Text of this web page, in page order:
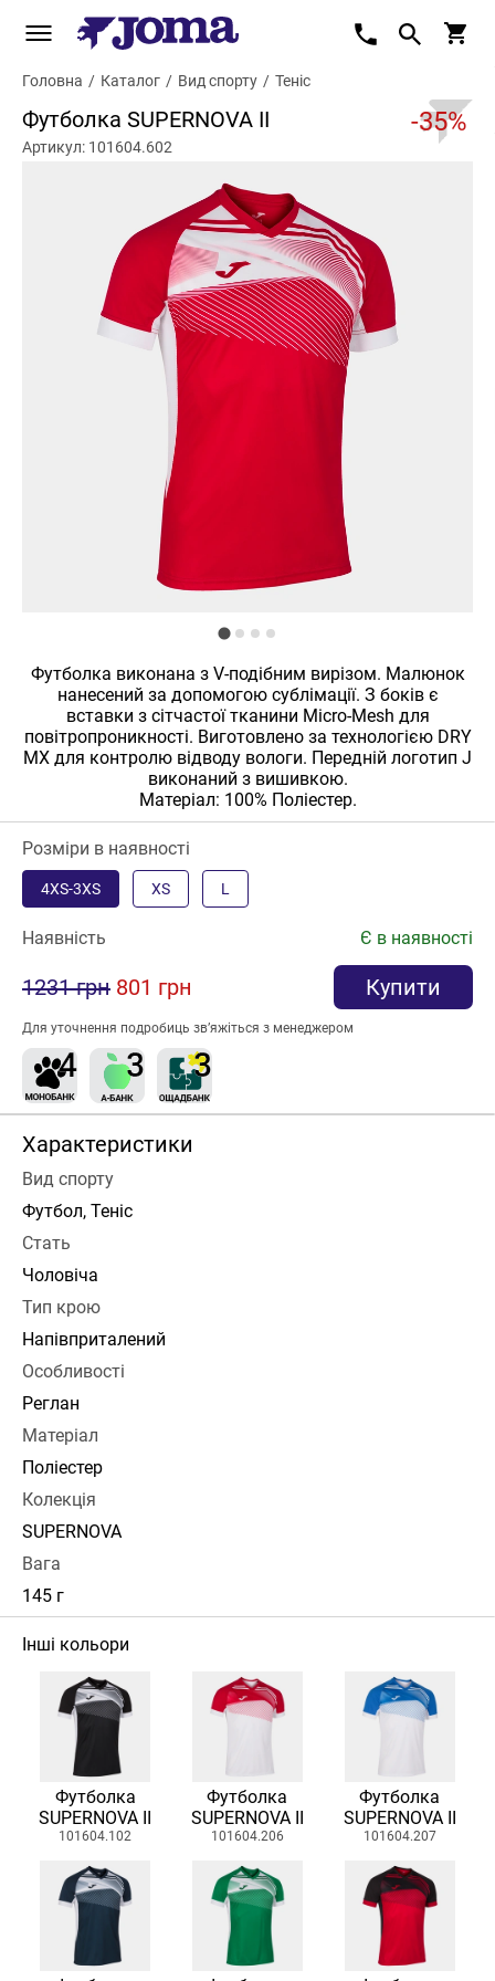
Головна / Каталог / Вид спорту / Теніс
Футболка SUPERNOVA II -35%
Артикул: 101604.602
Футболка виконана з V-подібним вирізом. Малюнок
нанесений за допомогою сублімації. З боків є
вставки з сітчастої тканини Micro-Mesh для
повітропроникності. Виготовлено за технологією DRY
MX для контролю відводу вологи. Передній логотип J
виконаний з вишивкою.
Матеріал: 100% Поліестер.
Розміри в наявності
4XS-3XS XS L
Наявність Є в наявності
1231 грн 801 грн Купити
Для уточнення подробиць зв’яжіться з менеджером
Характеристики
Вид спорту
Футбол, Теніс
Стать
Чоловіча
Тип крою
Напівприталений
Особливості
Реглан
Матеріал
Поліестер
Колекція
SUPERNOVA
Вага
145 г
Інші кольори
Футболка
SUPERNOVA II
101604.102
Футболка
SUPERNOVA II
101604.206
Футболка
SUPERNOVA II
101604.207